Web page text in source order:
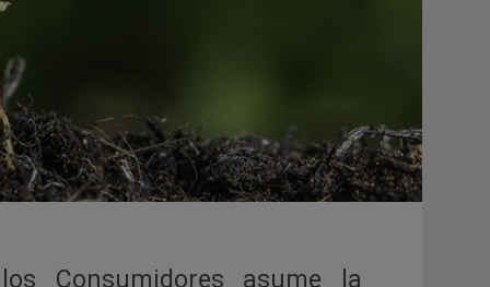
Consumidores asume la